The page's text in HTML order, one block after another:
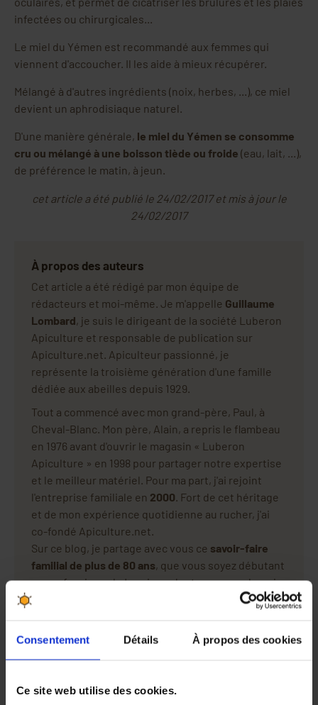
Consentement Détails À propos des cookies
Ce site web utilise des cookies.
infectées ou chirurgicales...
Le miel du Yémen est recommandé aux femmes qui
viennent d'accoucher. Il les aide à mieux récupérer.
Mélangé à d'autres ingrédients (noix, herbes, ...), ce miel
devient un aphrodisiaque naturel.
D'une manière générale, le miel du Yémen se consomme
cru ou mélangé à une boisson tiède ou froide (eau, lait, ...),
de préférence le matin, à jeun.
cet article a été publié le 24/02/2017 et mis à jour le
24/02/2017
À propos des auteurs
Cet article a été rédigé par mon équipe de
rédacteurs et moi-même. Je m'appelle Guillaume
Lombard, je suis le dirigeant de la société Luberon
Apiculture et responsable de publication sur
Apiculture.net. Apiculteur passionné, je
représente la troisième génération d'une famille
dédiée aux abeilles depuis 1929.
Tout a commencé avec mon grand-père, Paul, à
Cheval-Blanc. Mon père, Alain, a repris le flambeau
en 1976 avant d'ouvrir le magasin « Luberon
Apiculture » en 1998 pour partager notre expertise
et le meilleur matériel. Pour ma part, j'ai rejoint
l'entreprise familiale en 2000. Fort de cet héritage
et de mon expérience quotidienne au rucher, j'ai
co-fondé Apiculture.net.
Sur ce blog, je partage avec vous ce savoir-faire
familial de plus de 80 ans, que vous soyez débutant
ou professionnel. Je sais ce dont vous avez besoin,
car je le vis au quotidien.